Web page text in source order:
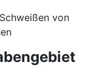
von